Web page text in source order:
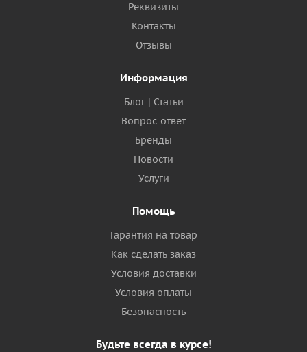
Реквизиты
Контакты
Отзывы
Информация
Блог | Статьи
Вопрос-ответ
Бренды
Новости
Услуги
Помощь
Гарантия на товар
Как сделать заказ
Условия доставки
Условия оплаты
Безопасность
Будьте всегда в курсе!